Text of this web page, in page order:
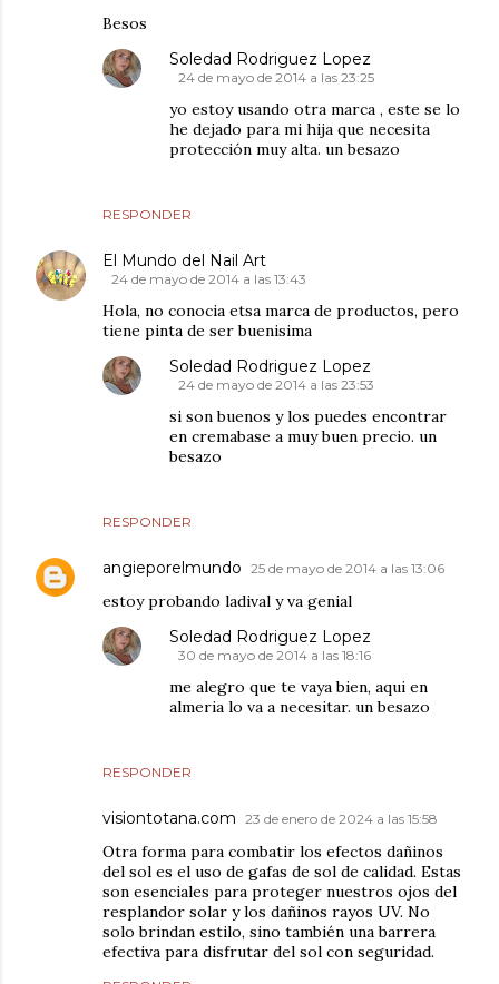
Besos
RESPONDER
Soledad Rodriguez Lopez
24 de mayo de 2014 a las 23:25
yo estoy usando otra marca , este se lo
he dejado para mi hija que necesita
protección muy alta. un besazo
El Mundo del Nail Art
24 de mayo de 2014 a las 13:43
Hola, no conocia etsa marca de productos, pero
tiene pinta de ser buenisima
RESPONDER
Soledad Rodriguez Lopez
24 de mayo de 2014 a las 23:53
si son buenos y los puedes encontrar
en cremabase a muy buen precio. un
besazo
angieporelmundo 25 de mayo de 2014 a las 13:06
estoy probando ladival y va genial
RESPONDER
Soledad Rodriguez Lopez
30 de mayo de 2014 a las 18:16
me alegro que te vaya bien, aqui en
almeria lo va a necesitar. un besazo
visiontotana.com 23 de enero de 2024 a las 15:58
Otra forma para combatir los efectos dañinos
del sol es el uso de gafas de sol de calidad. Estas
son esenciales para proteger nuestros ojos del
resplandor solar y los dañinos rayos UV. No
solo brindan estilo, sino también una barrera
efectiva para disfrutar del sol con seguridad.